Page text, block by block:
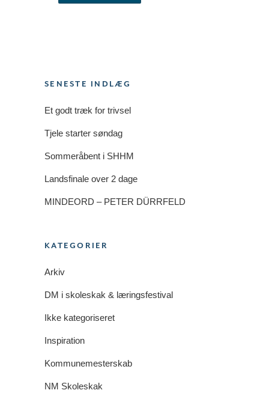
SENESTE INDLÆG
Et godt træk for trivsel
Tjele starter søndag
Sommeråbent i SHHM
Landsfinale over 2 dage
MINDEORD – PETER DÜRRFELD
KATEGORIER
Arkiv
DM i skoleskak & læringsfestival
Ikke kategoriseret
Inspiration
Kommunemesterskab
NM Skoleskak